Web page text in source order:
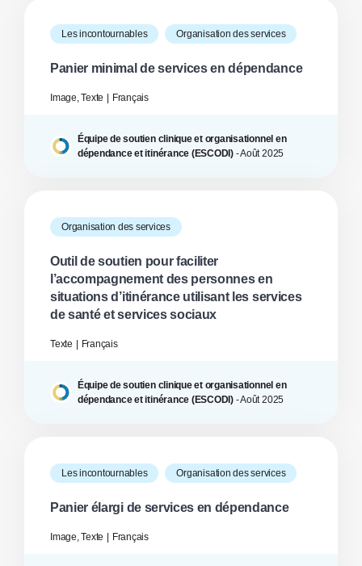
Les incontournables Organisation des services
Panier minimal de services en dépendance
Image, Texte Français
Équipe de soutien clinique et organisationnel en
dépendance et itinérance (ESCODI)-Août2025
Organisation des services
Outil de soutien pour faciliter
l’accompagnement des personnes en
situations d’itinérance utilisant les services
de santé et services sociaux
Texte Français
Équipe de soutien clinique et organisationnel en
dépendance et itinérance (ESCODI)-Août2025
Les incontournables Organisation des services
Panier élargi de services en dépendance
Image, Texte Français